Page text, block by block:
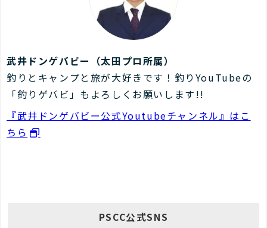
武井ドンゲバビー（太田プロ所属）
釣りとキャンプと旅が大好きです！釣りYouTubeの
「釣りゲバビ」もよろしくお願いします!!
『武井ドンゲバビー公式Youtubeチャンネル』はこ
ちら
PSCC公式SNS